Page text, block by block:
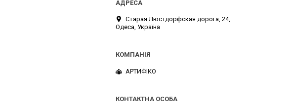
Старая Люстдорфская дорога, 24,
Одеса, Україна
АРТИФІКО